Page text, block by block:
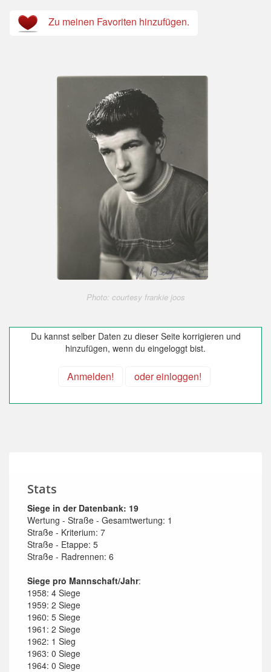
Zu meinen Favoriten hinzufügen.
Photo: courtesy frankie joos
Du kannst selber Daten zu dieser Seite korrigieren und
hinzufügen, wenn du eingeloggt bist.
Anmelden! oder einloggen!
Stats
Siege in der Datenbank: 19
Wertung - Straße - Gesamtwertung: 1
Straße - Kriterium: 7
Straße - Etappe: 5
Straße - Radrennen: 6
Siege pro Mannschaft/Jahr:
1958: 4 Siege
1959: 2 Siege
1960: 5 Siege
1961: 2 Siege
1962: 1 Sieg
1963: 0 Siege
1964: 0 Siege